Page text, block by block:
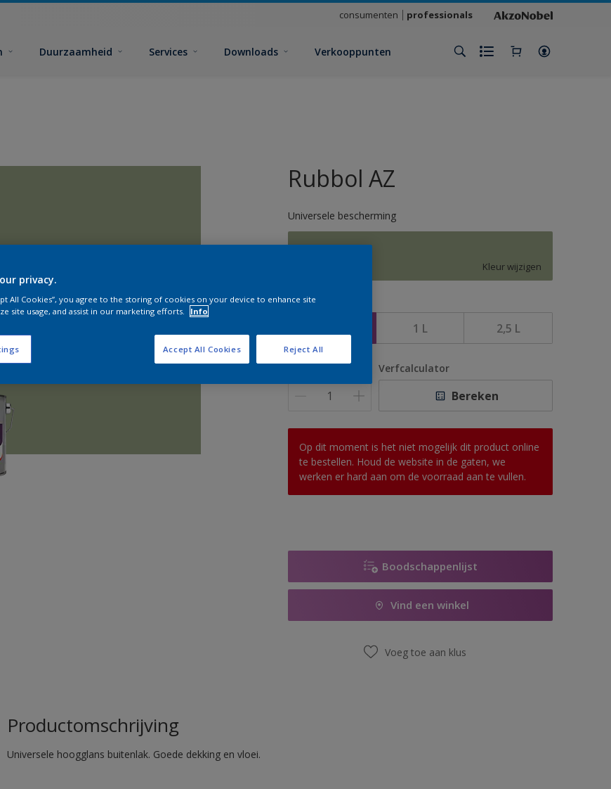
consumenten professionals
Duurzaamheid Services Downloads Verkooppunten
Rubbol AZ
Universele bescherming
Kleur wijzigen
Grootte
1 L 2,5 L
Aantal Verfcalculator
Bereken
Op dit moment is het niet mogelijk dit product online
te bestellen. Houd de website in de gaten, we
werken er hard aan om de voorraad aan te vullen.
Boodschappenlijst
Vind een winkel
Voeg toe aan klus
Productomschrijving
Universele hoogglans buitenlak. Goede dekking en vloei.
privacy.
All Cookies”, you agree to the storing of cookies on your device to enhance site
site usage, and assist in our marketing efforts.
Info
Reject All
Accept All Cookies